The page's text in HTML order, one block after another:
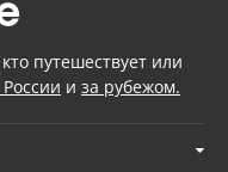
путешествует или
и за рубежом.